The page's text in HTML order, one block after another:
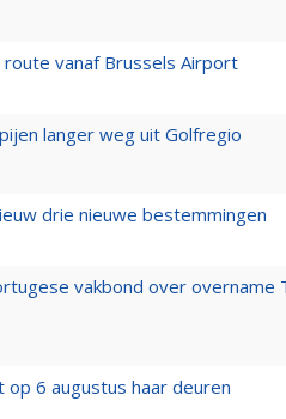
vanaf Brussels Airport
langer weg uit Golfregio
drie nieuwe bestemmingen
vakbond over overname
op 6 augustus haar deuren